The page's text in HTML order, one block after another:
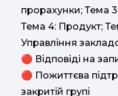
прорахунки; Тема
Тема 4: Продукт;
Управління
🔴 Відповіді на
🔴 Пожиттєва
закритій групі